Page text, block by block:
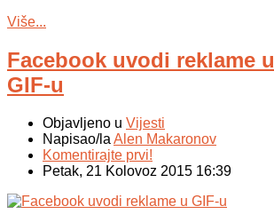
Više...
Facebook uvodi reklame u
GIF-u
Objavljeno u Vijesti
Napisao/la Alen Makaronov
Komentirajte prvi!
Petak, 21 Kolovoz 2015 16:39